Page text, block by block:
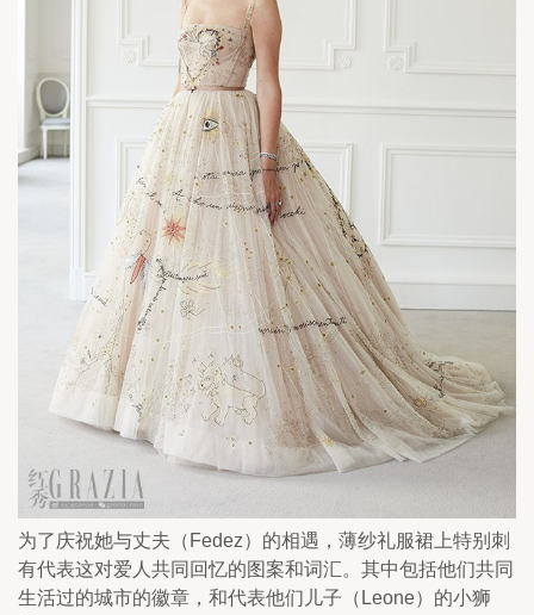
为了庆祝她与丈夫（Fedez）的相遇，薄纱礼服裙上特别刺
有代表这对爱人共同回忆的图案和词汇。其中包括他们共同
生活过的城市的徽章，和代表他们儿子（Leone）的小狮